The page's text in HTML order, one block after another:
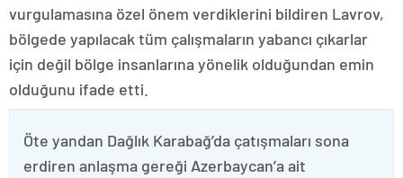
vurgulamasına özel önem verdiklerini bildiren Lavrov,
bölgede yapılacak tüm çalışmaların yabancı çıkarlar
için değil bölge insanlarına yönelik olduğundan emin
olduğunu ifade etti.
Öte yandan Dağlık Karabağ’da çatışmaları sona
erdiren anlaşma gereği Azerbaycan’a ait